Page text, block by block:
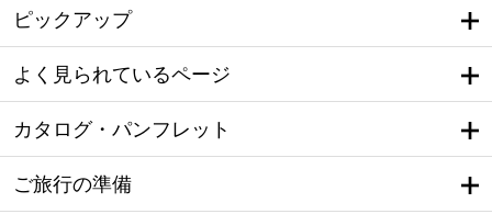
ピックアップ
よく見られているページ
カタログ・パンフレット
ご旅行の準備